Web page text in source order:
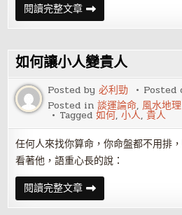
閱讀完整文章十
種
適
春
季
排
毒
的
食
物
如何讓小人變貴人
Posted by必利勁
Posted in談運論命, 風水地理
Tagged如何,小人,貴人
任何人來找你算命，你命盤都不用排
看著他，語重心長的說：
閱讀完整文章如
何
讓